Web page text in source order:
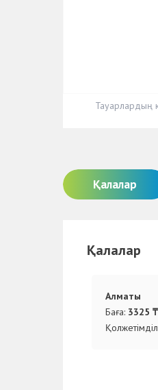
Тауарлардың
Қалалар
Қалалар
Алматы
Баға: 3325 ₸